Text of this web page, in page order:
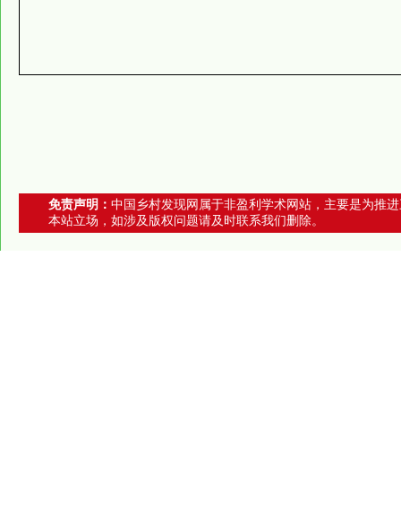
免责声明： 中国乡村发现网属于非盈利学术网站，主要是为推
本站立场，如涉及版权问题请及时联系我们删除。